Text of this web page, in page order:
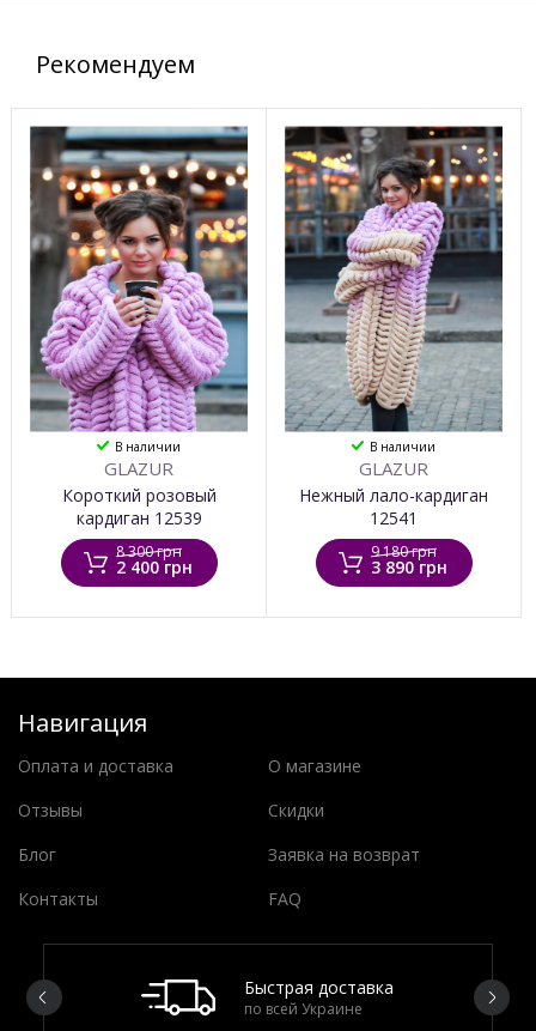
Рекомендуем
В наличии
GLAZUR
Короткий розовый
кардиган 12539
8 300 грн
2 400 грн
В наличии
GLAZUR
Нежный лало-кардиган
12541
9 180 грн
3 890 грн
Навигация
Оплата и доставка
О магазине
Отзывы
Скидки
Блог
Заявка на возврат
Контакты
FAQ
Быстрая доставка
по всей Украине